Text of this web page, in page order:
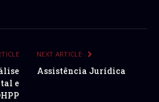
e
NEXT ARTICLE
Assistência Jurídica